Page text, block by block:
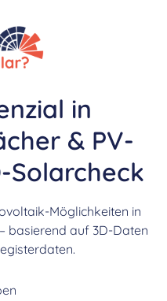
in
& PV-
Solarcheck
Möglichkeiten in
basierend auf 3D-Daten